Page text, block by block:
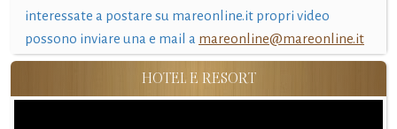
interessate a postare su mareonline.it propri video
possono inviare una e mail a mareonline@mareonline.it
HOTEL E RESORT